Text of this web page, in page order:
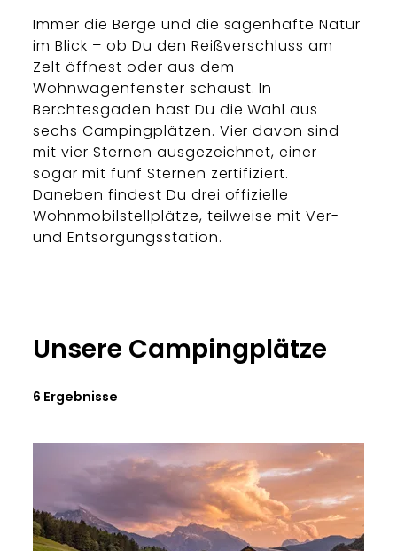
Immer die Berge und die sagenhafte Natur
im Blick – ob Du den Reißverschluss am
Zelt öffnest oder aus dem
Wohnwagenfenster schaust. In
Berchtesgaden hast Du die Wahl aus
sechs Campingplätzen. Vier davon sind
mit vier Sternen ausgezeichnet, einer
sogar mit fünf Sternen zertifiziert.
Daneben findest Du drei offizielle
Wohnmobilstellplätze, teilweise mit Ver-
und Entsorgungsstation.
Unsere Campingplätze
6 Ergebnisse